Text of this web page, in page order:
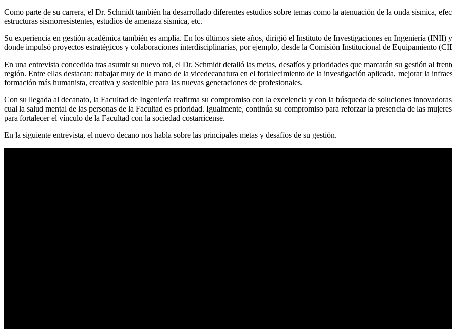
Como parte de su carrera, el Dr. Schmidt también ha desarrollado diferentes estudios sobre temas como la atenuación de la onda sísmica,
estructuras sismorresistentes, estudios de amenaza sísmica, etc.
Su experiencia en gestión académica también es amplia. En los últimos siete años, dirigió el Instituto de Investigaciones en Ingeniería (INII)
donde impulsó proyectos estratégicos y colaboraciones interdisciplinarias, por ejemplo, desde la Comisión Institucional de Equipamiento
En una entrevista concedida tras asumir su nuevo rol, el Dr. Schmidt detalló las metas, desafíos y prioridades que marcarán su gestión al
región. Entre ellas destacan: trabajar muy de la mano de la vicedecanatura en el fortalecimiento de la investigación aplicada, mejorar la
formación más humanista, creativa y sostenible para las nuevas generaciones de profesionales.
Con su llegada al decanato, la Facultad de Ingeniería reafirma su compromiso con la excelencia y con la búsqueda de soluciones
cual la salud mental de las personas de la Facultad es prioridad. Igualmente, continúa su compromiso para reforzarla presencia de las
para fortalecer el vínculo de la Facultad con la sociedad costarricense.
En la siguiente entrevista, el nuevo decano nos habla sobre las principales metas y desafíos de su gestión.